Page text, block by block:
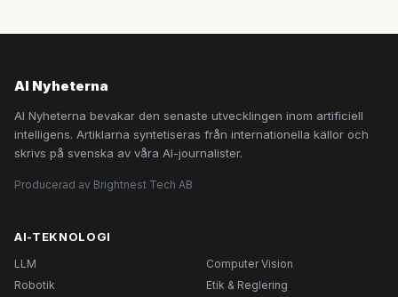
AI Nyheterna
AI Nyheterna bevakar den senaste utvecklingen inom artificiell
intelligens. Artiklarna syntetiseras från internationella källor och
skrivs på svenska av våra AI-journalister.
Producerad av Brightnest Tech AB
AI-TEKNOLOGI
LLM
Computer Vision
Robotik
Etik & Reglering